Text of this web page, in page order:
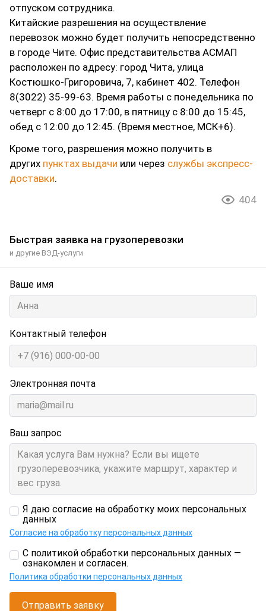
отпуском сотрудника.
Китайские разрешения на осуществление
перевозок можно будет получить непосредственно
в городе Чите. Офис представительства АСМАП
расположен по адресу: город Чита, улица
Костюшко-Григоровича, 7, кабинет 402. Телефон
8(3022) 35-99-63. Время работы с понедельника по
четверг с 8:00 до 17:00, в пятницу с 8:00 до 15:45,
обед с 12:00 до 12:45. (Время местное, МСК+6).
Кроме того, разрешения можно получить в
других пунктах выдачи или через службы экспресс-
доставки.
404
Быстрая заявка на грузоперевозки
и другие ВЭД-услуги
Ваше имя
Контактный телефон
Электронная почта
Ваш запрос
Я даю согласие на обработку моих персональных
данных
Согласие на обработку персональных данных
С политикой обработки персональных данных —
ознакомлен и согласен.
Политика обработки персональных данных
Отправить заявку